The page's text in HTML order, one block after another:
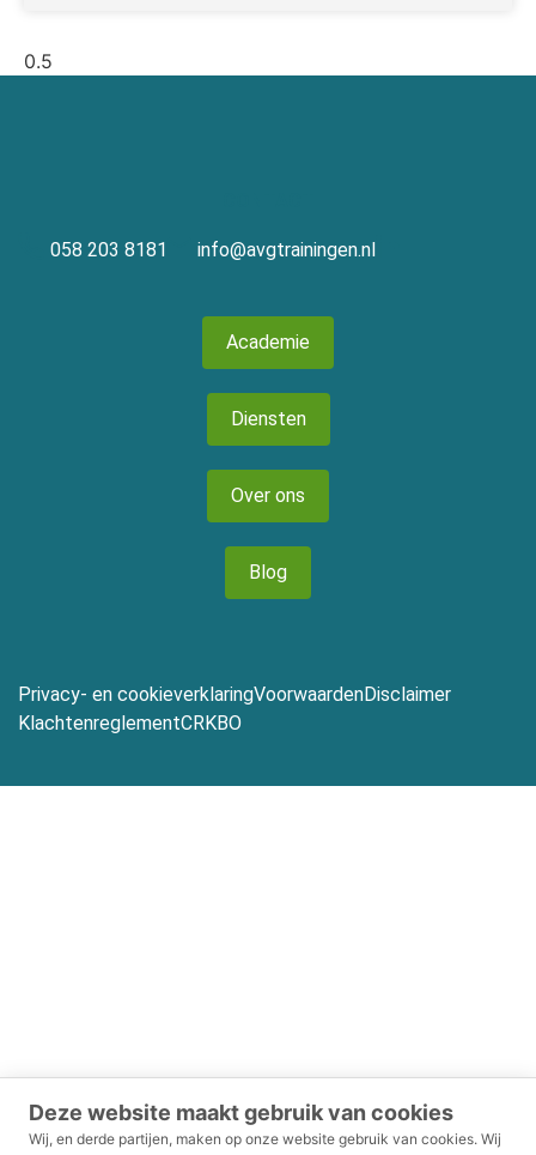
Deze website maakt gebruik van cookies
Wij, en derde partijen, maken op onze website gebruik van cookies. Wij
058 203 8181 info@avgtrainingen.nl
Academie
Diensten
Over ons
Blog
Privacy- en cookieverklaringVoorwaardenDisclaimer
KlachtenreglementCRKBO